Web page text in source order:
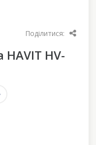
Поділитися:
HV-